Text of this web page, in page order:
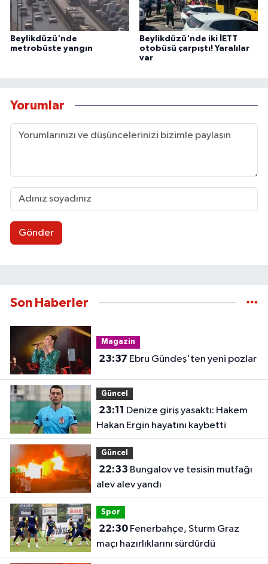
Beylikdüzü'nde
metrobüste yangın
Beylikdüzü'nde iki İETT
otobüsü çarpıştı! Yaralılar
var
Yorumlar
Gönder
Son Haberler
Magazin
23:37 Ebru Gündeş'ten yeni pozlar
Güncel
23:11
Hakan Ergin hayatını kaybetti
Güncel
22:33
alev alev yandı
Spor
22:30Fenerbahçe, Sturm Graz
maçı hazırlıklarını sürdürdü